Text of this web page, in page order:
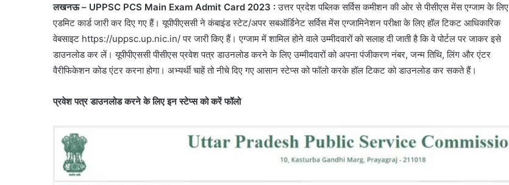
लखनऊ – UPPSC PCS Main Exam Admit Card 2023 :उत्तर प्रदेश पब्लिक सर्विस कमीशन की ओर से पीसीएस मेंस एग्जाम के लिए
एडमिट कार्ड जारी कर दिए गए हैं। यूपीपीएससी ने कंबाइंड स्टेट/अपर सबऑर्डिनेट सर्विस मेंस एग्जामिनेशन परीक्षा के लिए हॉल टिकट आधिकारिक
वेबसाइट https://uppsc.up.nic.in/ पर जारी किए हैं। एग्जाम में शामिल होने वाले उम्मीदवारों को सलाह दी जाती है कि वे पोर्टल पर जाकर इसे
डाउनलोड कर लें। यूपीपीएससी पीसीएस प्रवेश पत्र डाउनलोड करने के लिए उम्मीदवारों को अपना पंजीकरण नंबर, जन्म तिथि, लिंग और एंटर
वैरीफिकेशन कोड एंटर करना होगा। अभ्यर्थी चाहें तो नीचे दिए गए आसान स्टेप्स को फॉलो करके हॉल टिकट को डाउनलोड कर सकते हैं।
प्रवेश पत्र डाउनलोड करने के लिए इन स्टेप्स को करें फॉलो